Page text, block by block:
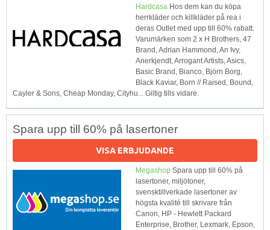
Hardcasa Hos dem kan du köpa
herrkläder och killkläder på rea i
deras Outlet med upp till 60% rabatt.
Varumärken som 2 x H Brothers, 47
Brand, Adrian Hammond, An Ivy,
Anerkjendt, Arrogant Artists, Asics,
Basic Brand, Bianco, Björn Borg,
Black Kaviar, Born // Raised, Bound,
Cayler & Sons, Cheap Monday, Cityhu... Giltig tills vidare.
Spara upp till 60% på lasertoner
VISA ERBJUDANDE
Megashop Spara upp till 60% på
lasertoner, miljötoner,
svensktillverkade lasertoner av
högsta kvalité till skrivare från
Canon, HP - Hewlett Packard
Enterprise, Brother, Lexmark, Epson,